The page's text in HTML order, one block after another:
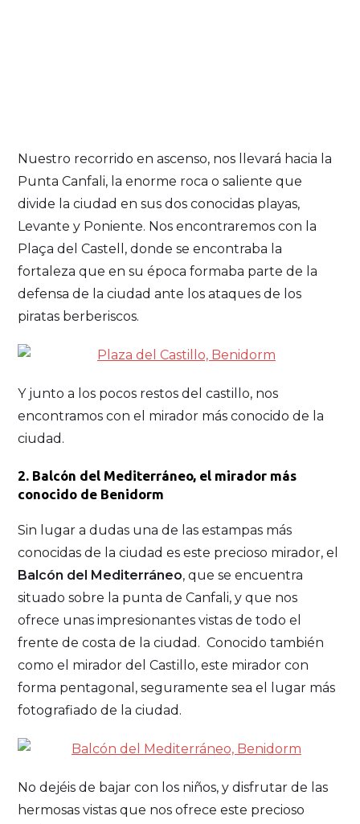
Nuestro recorrido en ascenso, nos llevará hacia la
Punta Canfali, la enorme roca o saliente que
divide la ciudad en sus dos conocidas playas,
Levante y Poniente. Nos encontraremos con la
Plaça del Castell, donde se encontraba la
fortaleza que en su época formaba parte de la
defensa de la ciudad ante los ataques de los
piratas berberiscos.
Y junto a los pocos restos del castillo, nos
encontramos con el mirador más conocido de la
ciudad.
2. Balcón del Mediterráneo, el mirador más
conocido de Benidorm
Sin lugar a dudas una de las estampas más
conocidas de la ciudad es este precioso mirador, el
Balcón del Mediterráneo, que se encuentra
situado sobre la punta de Canfali, y que nos
ofrece unas impresionantes vistas de todo el
frente de costa de la ciudad. Conocido también
como el mirador del Castillo, este mirador con
forma pentagonal, seguramente sea el lugar más
fotografiado de la ciudad.
No dejéis de bajar con los niños, y disfrutar de las
hermosas vistas que nos ofrece este precioso